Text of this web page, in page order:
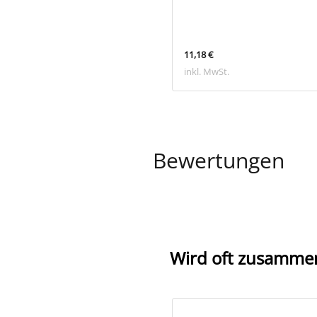
11,18 €
inkl. MwSt.
Bewertungen
Wird oft